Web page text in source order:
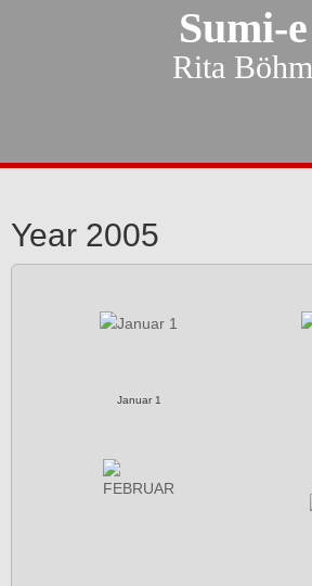
Sumi-e
Rita Böhm
Year 2005
Januar 1